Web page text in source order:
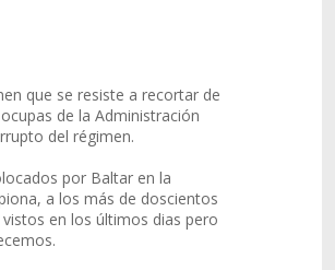
que se resiste a recortar de
de la Administración
del régimen.
por Baltar en la
a los más de doscientos
en los últimos dias pero